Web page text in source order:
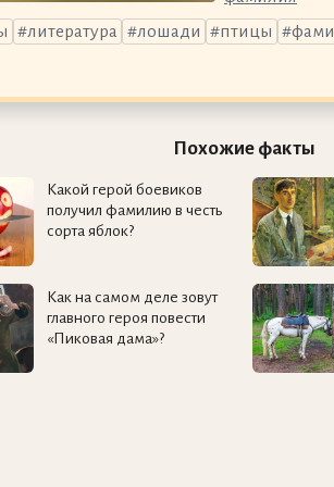
литература лошади птицы
Похожие факты
Какой герой боевиков
получил фамилию в честь
сорта яблок?
Как на самом деле зовут
главного героя повести
«Пиковая дама»?